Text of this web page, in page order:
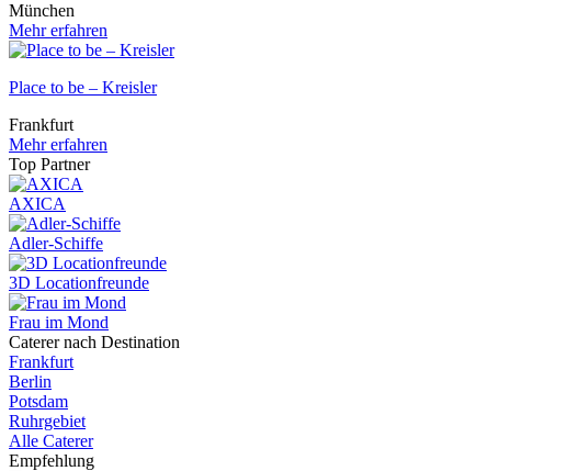
München
Mehr erfahren
Place to be – Kreisler
Frankfurt
Mehr erfahren
Top Partner
AXICA
Adler-Schiffe
3D Locationfreunde
Frau im Mond
Caterer nach Destination
Frankfurt
Berlin
Potsdam
Ruhrgebiet
Alle Caterer
Empfehlung